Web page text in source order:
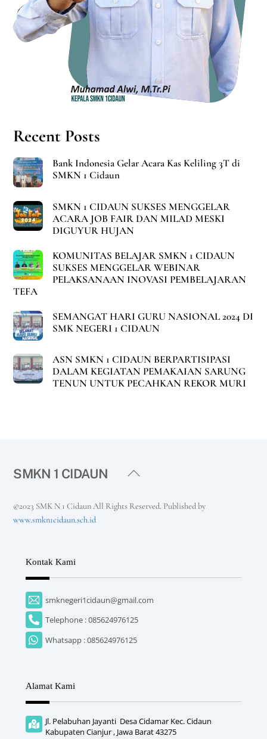
Recent Posts
Bank Indonesia Gelar Acara Kas Keliling 3T di
SMKN 1 Cidaun
SMKN 1 CIDAUN SUKSES MENGGELAR
ACARA JOB FAIR DAN MILAD MESKI
DIGUYUR HUJAN
KOMUNITAS BELAJAR SMKN 1 CIDAUN
SUKSES MENGGELAR WEBINAR
PELAKSANAAN INOVASI PEMBELAJARAN
TEFA
SEMANGAT HARI GURU NASIONAL 2024 DI
SMK NEGERI 1 CIDAUN
ASN SMKN 1 CIDAUN BERPARTISIPASI
DALAM KEGIATAN PEMAKAIAN SARUNG
TENUN UNTUK PECAHKAN REKOR MURI
Back
Top
SMKN 1 CIDAUN
©2023 SMK N 1 Cidaun All Rights Reserved. Published by
www.smkn1cidaun.sch.id
Kontak Kami
smknegeri1cidaun@gmail.com
Telephone : 085624976125
Whatsapp : 085624976125
Alamat Kami
Jl. Pelabuhan Jayanti Desa Cidamar Kec. Cidaun
Kabupaten Cianjur , Jawa Barat 43275